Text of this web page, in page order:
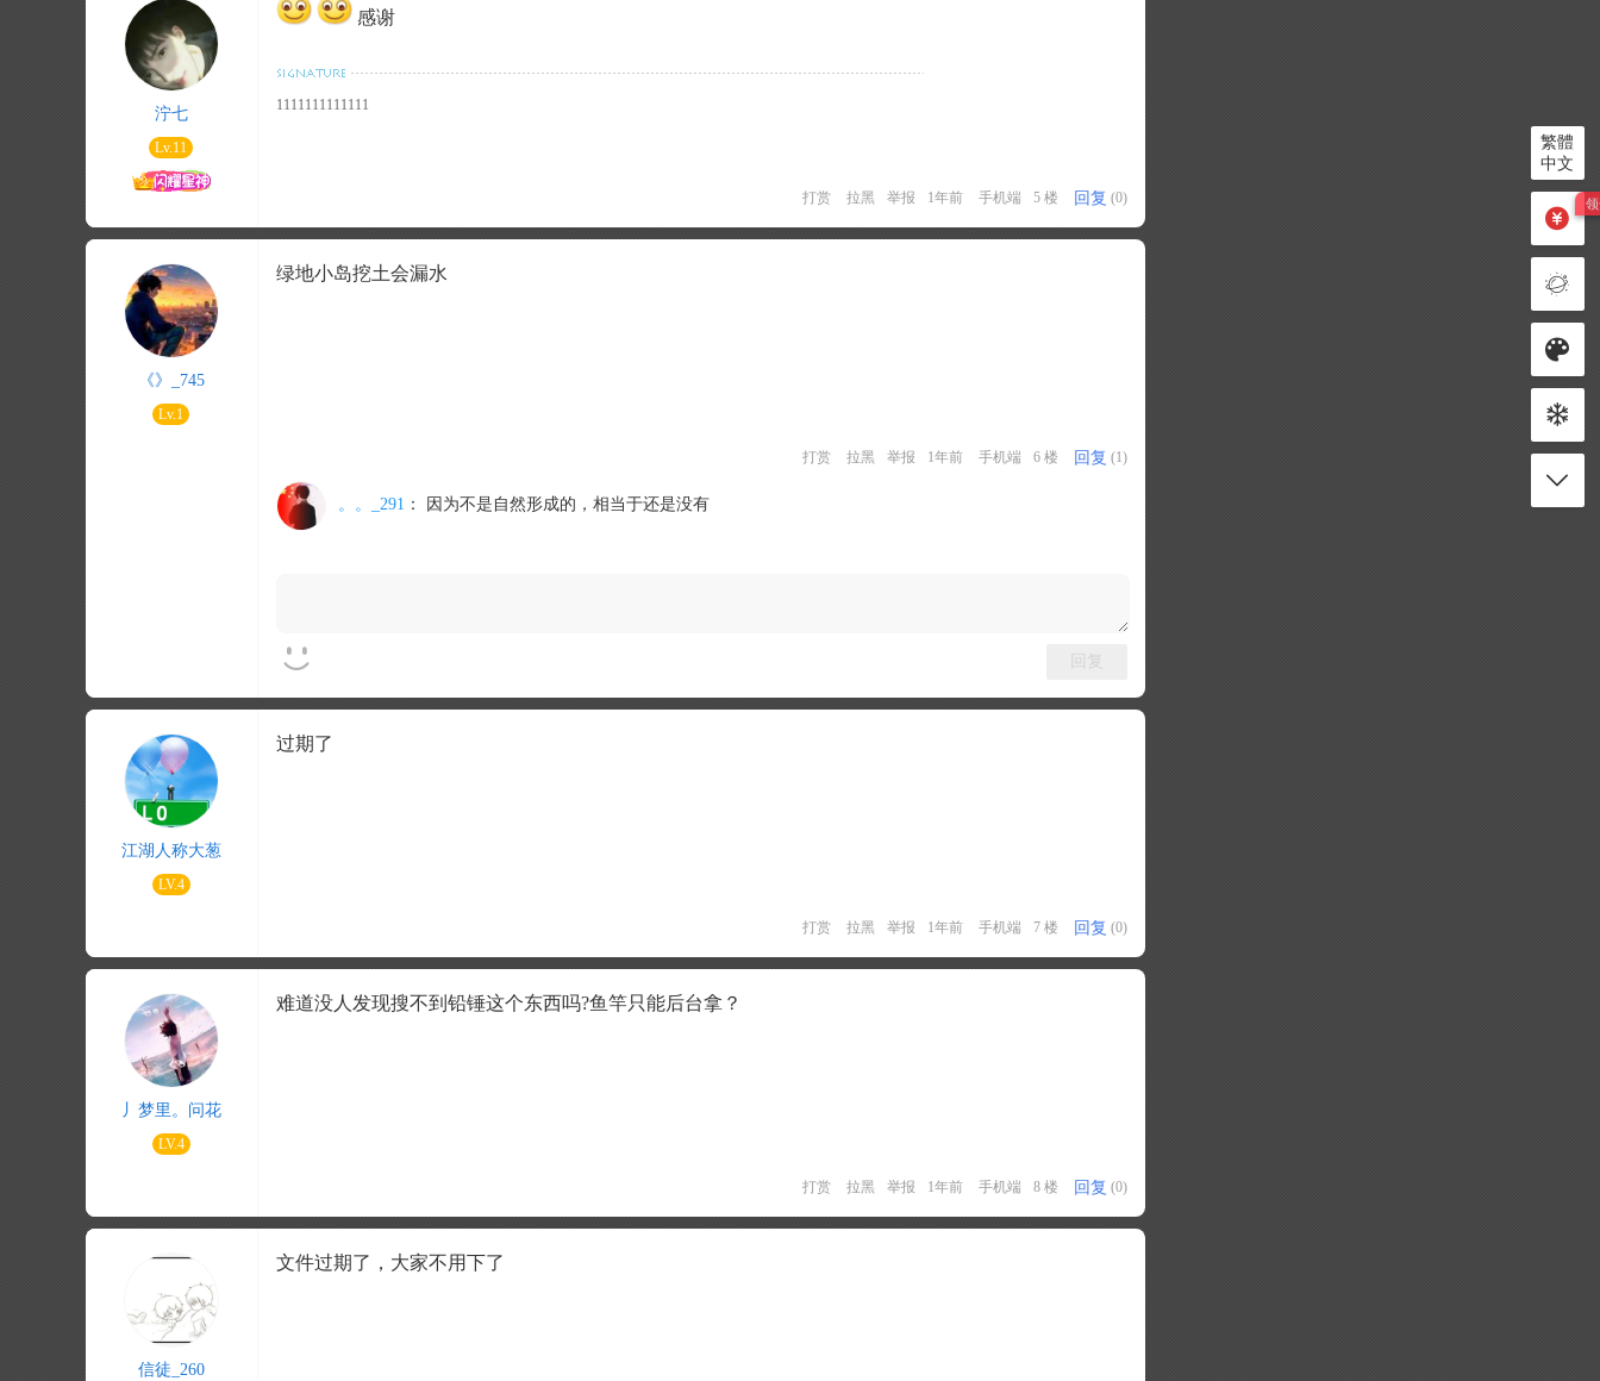
泞七
Lv.11
感谢
1111111111111
打赏 拉黑 举报 1年前 手机端 5 楼 回复 (0)
《》_745
Lv.1
绿地小岛挖土会漏水
打赏 拉黑 举报 1年前 手机端 6 楼 回复 (1)
。。_291 ： 因为不是自然形成的，相当于还是没有
回复
江湖人称大葱
LV.4
过期了
打赏 拉黑 举报 1年前 手机端 7 楼 回复 (0)
丿梦里。问花
LV.4
难道没人发现搜不到铅锤这个东西吗?鱼竿只能后台拿？
打赏 拉黑 举报 1年前 手机端 8 楼 回复 (0)
信徒_260
文件过期了，大家不用下了
繁體
中文